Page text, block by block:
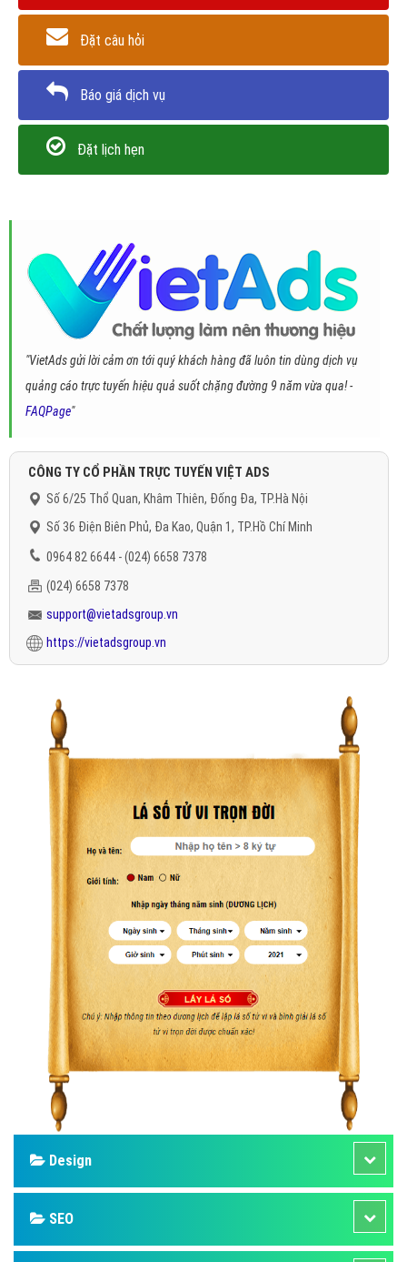
Đặt câu hỏi
Báo giá dịch vụ
Đặt lịch hẹn
"VietAds gửi lời cảm ơn tới quý khách hàng đã luôn tin dùng dịch vụ
quảng cáo trực tuyến hiệu quả suốt chặng đường 9 năm vừa qua! -
FAQPage"
CÔNG TY CỔ PHẦN TRỰC TUYẾN VIỆT ADS
Số 6/25 Thổ Quan, Khâm Thiên, Đống Đa, TP.Hà Nội
Số 36 Điện Biên Phủ, Đa Kao, Quận 1, TP.Hồ Chí Minh
0964 82 6644 - (024) 6658 7378
(024) 6658 7378
support@vietadsgroup.vn
https://vietadsgroup.vn
Design
SEO